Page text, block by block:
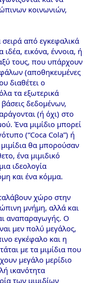
κοινωνιών,
σειρά από εγκεφαλικά
εικόνα, έννοια, ή
τους, που υπάρχουν
(αποθηκευμένες
διαθέτει ο
τα εξωτερικά
δεδομένων,
(ή όχι) στο
Ένα μιμίδιο μπορεί
(“Coca Cola”) ή
θα μπορούσαν
ένα μιμιδικό
ιδεολογία
και ένα κόμμα.
χώρο στην
μνήμη, αλλά και
αναπαραγωγής. Ο
μεν πολύ μεγάλος,
εγκέφαλο και η
με τα μιμίδια που
μεγάλο μερίδιο
ικανότητα
των μιμιδίων